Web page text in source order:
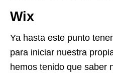
Wix
Ya hasta este punto
para iniciar nuestra
hemos tenido que saber